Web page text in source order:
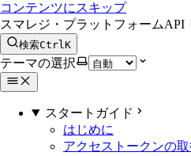
コンテンツにスキップ
スマレジ・プラットフォームAPI
検索CtrlK
テーマの選択
スタートガイド
はじめに
アクセストークンの